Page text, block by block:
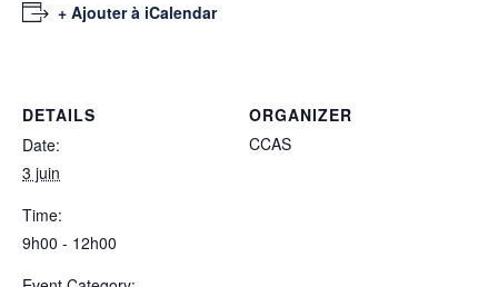
+ Ajouter à iCalendar
DETAILS
Date:
3 juin
Time:
9h00 - 12h00
ORGANIZER
CCAS